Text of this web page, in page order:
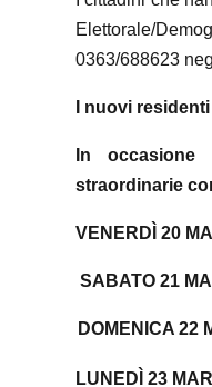
Elettorale/
0363/688623
I nuovi
In occasione
straordinarie
VENERDÌ 20
SABATO 21
DOMENICA 22
LUNEDÌ 23